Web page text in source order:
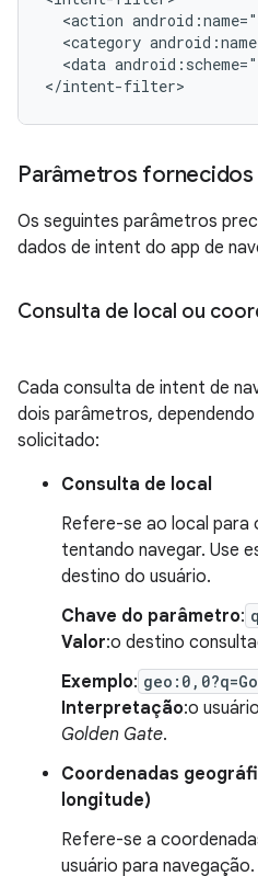
<action
<category
<data
Parâmetros fornecidos
Os seguintes parâmetros
dados de intent do app de
Consulta de local ou
Cada consulta de intent de
dois parâmetros,
solicitado:
Consulta de local
Refere-se ao local para
tentando navegar. Use
destino do usuário.
Chave do parâmetro: q
Valor:o destino
Exemplo:
Interpretação:o
Golden Gate.
Coordenadas
longitude)
Refere-se a
usuário para navegação.